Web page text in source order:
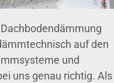
auf den
und
uns genau richtig.